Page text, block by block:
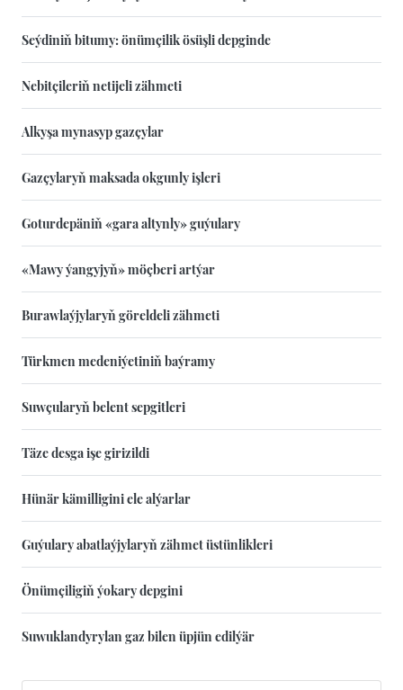
Seýdiniň bitumy: önümçilik ösüşli depginde
Nebitçileriň netijeli zähmeti
Alkyşa mynasyp gazçylar
Gazçylaryň maksada okgunly işleri
Goturdepäniň «gara altynly» guýulary
«Mawy ýangyjyň» möçberi artýar
Burawlaýjylaryň göreldeli zähmeti
Türkmen medeniýetiniň baýramy
Suwçularyň belent sepgitleri
Täze desga işe girizildi
Hünär kämilligini ele alýarlar
Guýulary abatlaýjylaryň zähmet üstünlikleri
Önümçiligiň ýokary depgini
Suwuklandyrylan gaz bilen üpjün edilýär